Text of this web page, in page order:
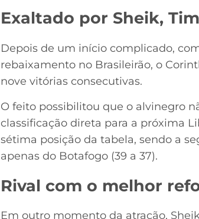
Exaltado por Sheik,
Depois de um início complicado,
rebaixamento no Brasileirão, o
nove vitórias consecutivas.
O feito possibilitou que o alvinegro
classificação direta para a próxima
sétima posição da tabela, sendo a
apenas do Botafogo (39 a 37).
Rival com o melhor
Em outro momento da atração,